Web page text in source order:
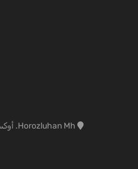
Horozluhan Mh. أوكسوز سي دي. لا: 98 سيلكوكلو / قونية